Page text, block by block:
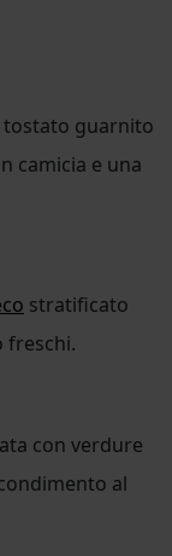
tostato guarnito
camicia e una
stratificato
freschi.
con verdure
al